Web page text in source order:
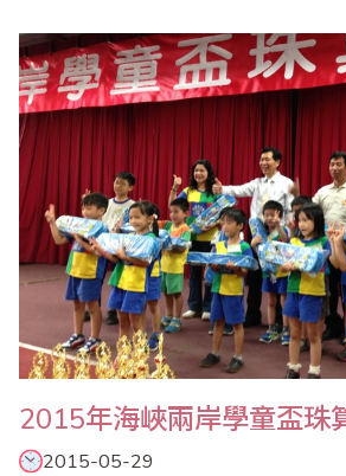
助與配合，使得比賽圓滿成功。 比賽試題並於當天在會場現場拆
封，所有家長老師都很讚許此一公平、公正
以臨場感受比賽情形，使會場熱鬧滾滾，..
2015年海峽兩岸學童盃珠
2015-05-29